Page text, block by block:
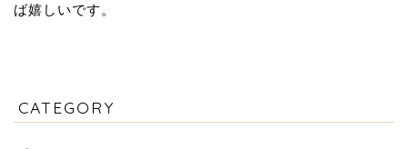
ば嬉しいです。
CATEGORY